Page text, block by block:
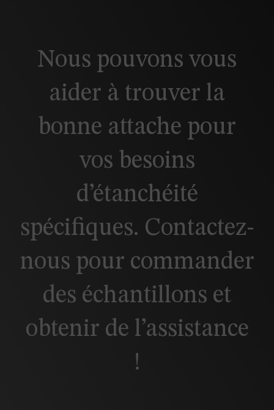
Nous pouvons vous
aider à trouver la
bonne attache pour
vos besoins
d’étanchéité
spécifiques. Contactez-
nous pour commander
des échantillons et
obtenir de l’assistance
!